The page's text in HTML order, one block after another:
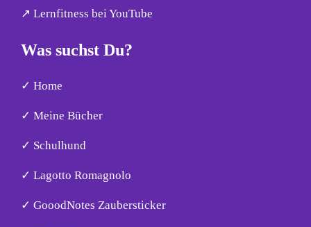
↗︎ Lernfitness bei YouTube
Was suchst Du?
✓ Home
✓ Meine Bücher
✓ Schulhund
✓ Lagotto Romagnolo
✓ GooodNotes Zaubersticker